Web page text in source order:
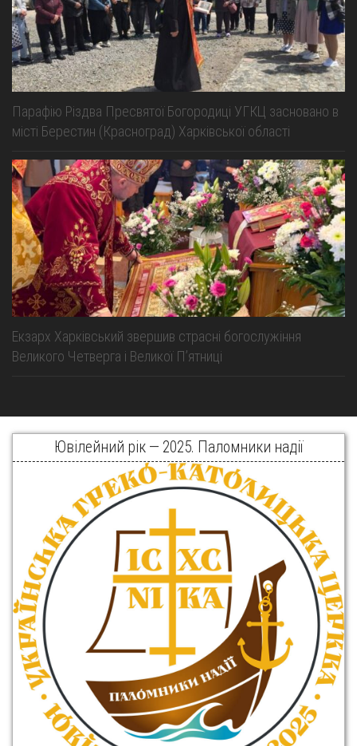
Парафію Різдва Пресвятої Богородиці УГКЦ засновано в
місті Берестин (Красноград) Харківської області
Екзарх Харківський звершив страсні богослужіння
Великого Четверга і Великої Пʼятниці
Ювілейний рік — 2025. Паломники надії